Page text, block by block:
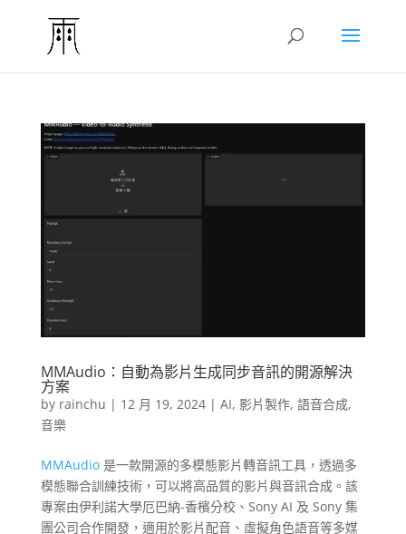
MMAudio：自動為影片生成同步音訊的開源解決
方案
by rainchu | 12 月 19, 2024| AI, 影片製作, 語音合成,
音樂
MMAudio 是一款開源的多模態影片轉音訊工具，透過多
模態聯合訓練技術，可以將高品質的影片與音訊合成。該
專案由伊利諾大學厄巴納-香檳分校、Sony AI 及 Sony 集
團公司合作開發，適用於影片配音、虛擬角色語音等多媒